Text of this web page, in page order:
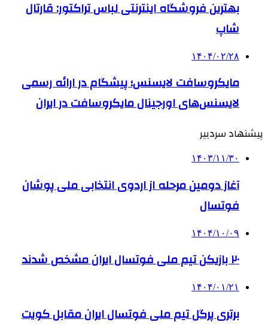
بهترین فروشگاه اینترنتی لباس تراکتور: قارتال
شاپ
۱۴۰۴/۰۲/۲۸
مایکروسافت لایسنس؛ پیشگام در ارائه رسمی
لایسنس‌های اورجینال مایکروسافت در ایران
پیشنهاد سردبیر
۱۴۰۳/۱۱/۳۰
آغاز دومین مرحله از اردوی انتخابی ملی پوشان
فوتسال
۱۴۰۴/۱۰/۰۹
۲۰ بازیکن تیم ملی فوتسال ایران مشخص شدند
۱۴۰۴/۰۱/۲۱
برتری پرگل تیم ملی فوتسال ایران مقابل کویت